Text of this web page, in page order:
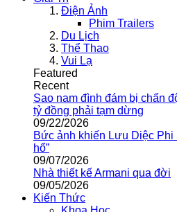
Điện Ảnh
Phim Trailers
Du Lịch
Thể Thao
Vui Lạ
Featured
Recent
Sao nam đình đám bị chấn
tỷ đồng phải tạm dừng
09/22/2026
Bức ảnh khiến Lưu Diệc Phi
hổ”
09/07/2026
Nhà thiết kế Armani qua đời
09/05/2026
Kiến Thức